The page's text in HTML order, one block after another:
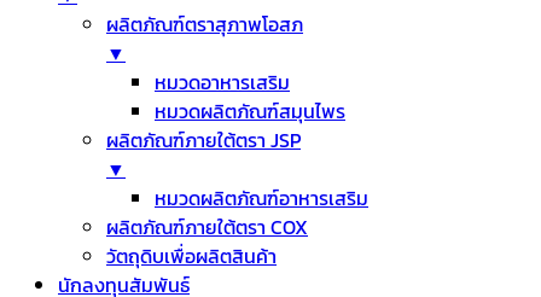
ผลิตภัณฑ์ตราสุภาพโอสภ
▼
หมวดอาหารเสริม
หมวดผลิตภัณฑ์สมุนไพร
ผลิตภัณฑ์ภายใต้ตรา JSP
▼
หมวดผลิตภัณฑ์อาหารเสริม
ผลิตภัณฑ์ภายใต้ตรา COX
วัตถุดิบเพื่อผลิตสินค้า
นักลงทุนสัมพันธ์